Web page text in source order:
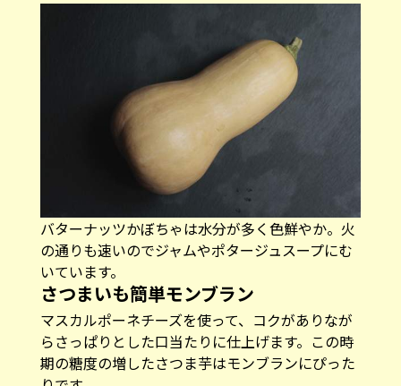
バターナッツかぼちゃは水分が多く色鮮やか。火
の通りも速いのでジャムやポタージュスープにむ
いています。
さつまいも簡単モンブラン
マスカルポーネチーズを使って、コクがありなが
らさっぱりとした口当たりに仕上げます。この時
期の糖度の増したさつま芋はモンブランにぴった